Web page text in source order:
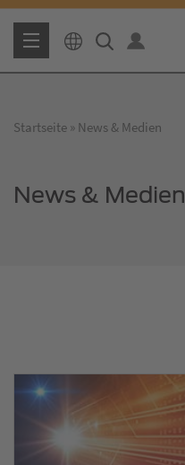
Startseite News & Medien
News & Medien